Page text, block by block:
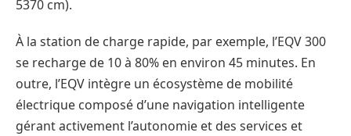
5370 cm).
À la station de charge rapide, par exemple, l’EQV 300
se recharge de 10 à 80% en environ 45 minutes. En
outre, l’EQV intègre un écosystème de mobilité
électrique composé d’une navigation intelligente
gérant activement l’autonomie et des services et